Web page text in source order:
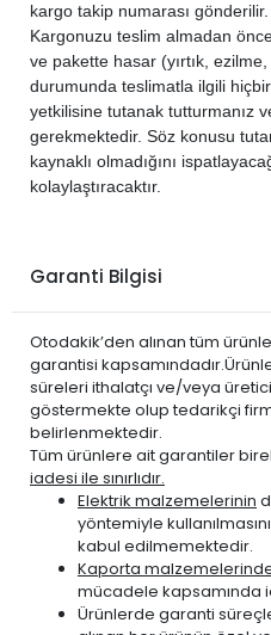
kargo takip numarası gönderilir.
Kargonuzu teslim almadan
ve pakette hasar (yırtık,
durumunda teslimatla ilgili
yetkilisine tutanak tutturmanız
gerekmektedir. Söz konusu
kaynaklı olmadığını
kolaylaştıracaktır.
Garanti Bilgisi
Otodakik’den alınan tüm
garantisi
süreleri ithalatçı ve/veya
göstermekte olup tedarikçi
belirlenmektedir.
Tüm ürünlere ait garantiler
iadesi ile sınırlıdır.
Elektrik malzemelerinin
yöntemiyle
kabul edilmemektedir.
Kaporta
mücadele kapsamında
Ürünlerde garanti